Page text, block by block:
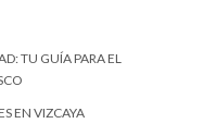
TU GUÍA PARA EL
EN VIZCAYA